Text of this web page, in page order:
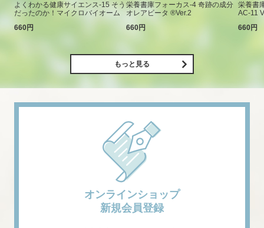
よくわかる健康サイエンス-15 そう
だったのか！マイクロバイオーム
660円
栄養書庫フォーカス-4 奇跡の成分
オレアビータ ®Ver.2
660円
栄養書
AC-11
660円
もっと見る
オンラインショップ
新規会員登録